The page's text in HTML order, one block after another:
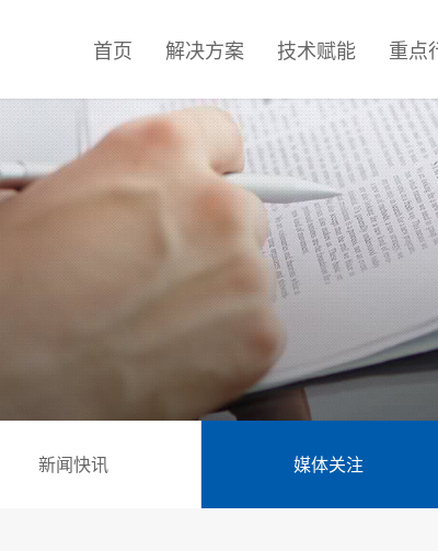
首页 解决方案 技术赋能 重点
新闻快讯 媒体关注